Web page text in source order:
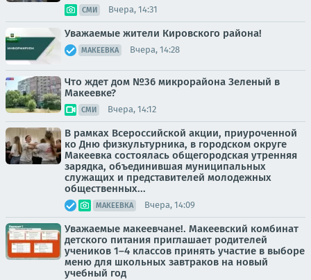
СМИ Вчера, 14:31
Уважаемые жители Кировского района!
МАКЕЕВКА Вчера, 14:28
Что ждет дом №36 микрорайона Зеленый в
Макеевке?
СМИ Вчера, 14:12
В рамках Всероссийской акции, приуроченной
ко Дню физкультурника, в городском округе
Макеевка состоялась общегородская утренняя
зарядка, объединившая муниципальных
служащих и представителей молодежных
общественных...
МАКЕЕВКА Вчера, 14:09
Уважаемые макеевчане!. Макеевский комбинат
детского питания приглашает родителей
учеников 1–4 классов принять участие в выборе
меню для школьных завтраков на новый
учебный год